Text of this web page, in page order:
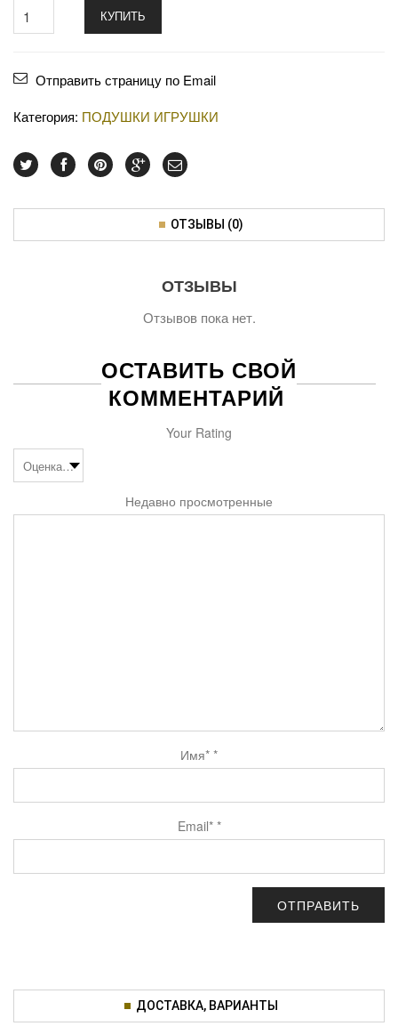
КУПИТЬ
Отправить страницу по Email
Категория: ПОДУШКИ ИГРУШКИ
ОТЗЫВЫ (0)
ОТЗЫВЫ
Отзывов пока нет.
ОСТАВИТЬ СВОЙ
КОММЕНТАРИЙ
Your Rating
Недавно просмотренные
Имя* *
Email* *
ДОСТАВКА, ВАРИАНТЫ